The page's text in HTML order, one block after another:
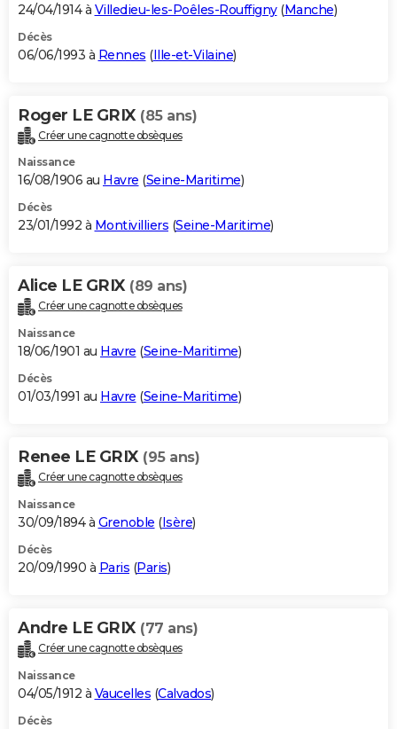
24/04/1914 à Villedieu-les-Poêles-Rouffigny(Manche)
Décès
06/06/1993 à Rennes (Ille-et-Vilaine)
Roger LE GRIX (85 ans)
Créer une cagnotte obsèques
Naissance
16/08/1906 au Havre (Seine-Maritime)
Décès
23/01/1992 à Montivilliers (Seine-Maritime)
Alice LE GRIX (89 ans)
Créer une cagnotte obsèques
Naissance
18/06/1901 au Havre (Seine-Maritime)
Décès
01/03/1991 au Havre (Seine-Maritime)
Renee LE GRIX (95 ans)
Créer une cagnotte obsèques
Naissance
30/09/1894 à Grenoble (Isère)
Décès
20/09/1990 à Paris (Paris)
Andre LE GRIX (77 ans)
Créer une cagnotte obsèques
Naissance
04/05/1912 à Vaucelles (Calvados)
Décès